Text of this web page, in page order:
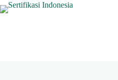
Skip
to